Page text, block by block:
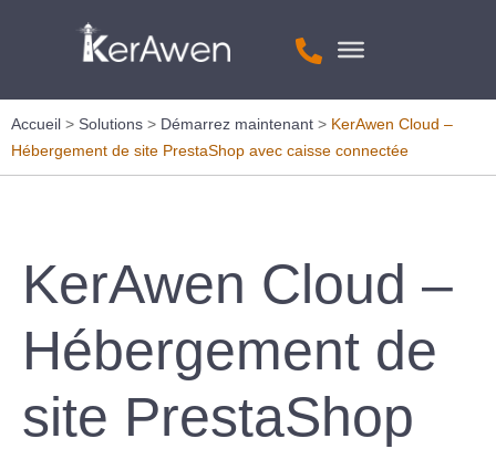
Accueil > Solutions > Démarrez maintenant > KerAwen Cloud –
Hébergement de site PrestaShop avec caisse connectée
KerAwen Cloud –
Hébergement de
site PrestaShop